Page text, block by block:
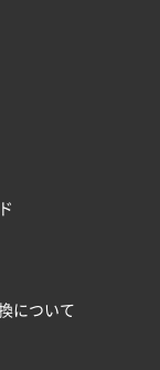
らしい
リーム 07
規格L4サイズ(B4対応)
について